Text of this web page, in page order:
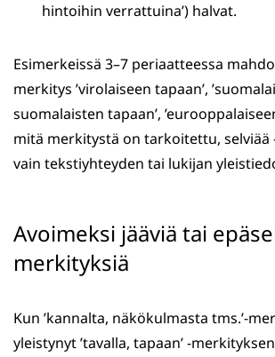
hintoihin verrattuina’) halvat.
Esimerkeissä 3–7 periaatteessa
merkitys ’virolaiseen tapaan’,
suomalaisten tapaan’,
mitä merkitystä on tarkoitettu, selviää
vain tekstiyhteyden tai lukijan
Avoimeksi jääviä tai
merkityksiä
Kun ’kannalta, näkökulmasta tms.’-
yleistynyt ’tavalla, tapaan’ -